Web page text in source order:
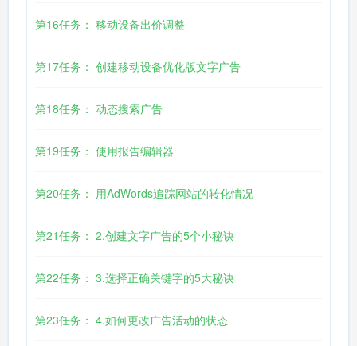
第16任务： 移动设备出价调整
第17任务： 创建移动设备优化版文字广告
第18任务： 动态搜索广告
第19任务： 使用报告编辑器
第20任务： 用AdWords追踪网站的转化情况
第21任务： 2.创建文字广告的5个小秘诀
第22任务： 3.选择正确关键字的5大秘诀
第23任务： 4.如何更改广告活动的状态